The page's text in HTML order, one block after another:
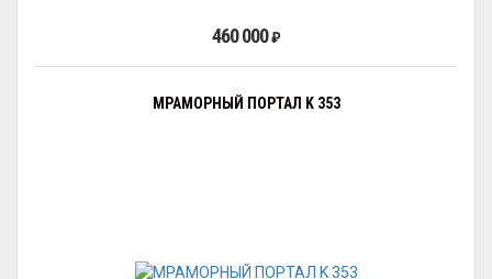
460 000₽
МРАМОРНЫЙ ПОРТАЛ K 353